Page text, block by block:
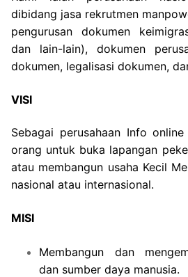
dibidang jasa rekrutmen
pengurusan dokumen
dan lain-lain), dokumen
dokumen, legalisasi dokumen,
VISI
Sebagai perusahaan Info
orang untuk buka lapangan
atau membangun usaha Kecil
nasional atau internasional.
MISI
Membangun dan
dan sumber daya manusia.